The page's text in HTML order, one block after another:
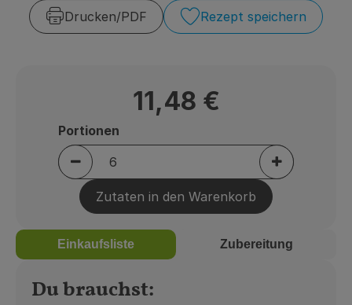
Obst & Gemüse
Frühstück
Süßes & Salziges
Haushalt
Der Betrieb
Brodowin besuchen
Drucken​/​PDF Rezept speichern
11,48 €
Portionen verringern (aktuell 6 Portionen
Portionen
Portionen
Zutaten in den Warenkorb
Einkaufsliste Zubereitung
Du brauchst: